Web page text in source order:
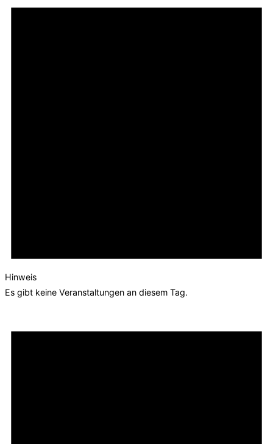
Hinweis
Es gibt keine Veranstaltungen an diesem Tag.